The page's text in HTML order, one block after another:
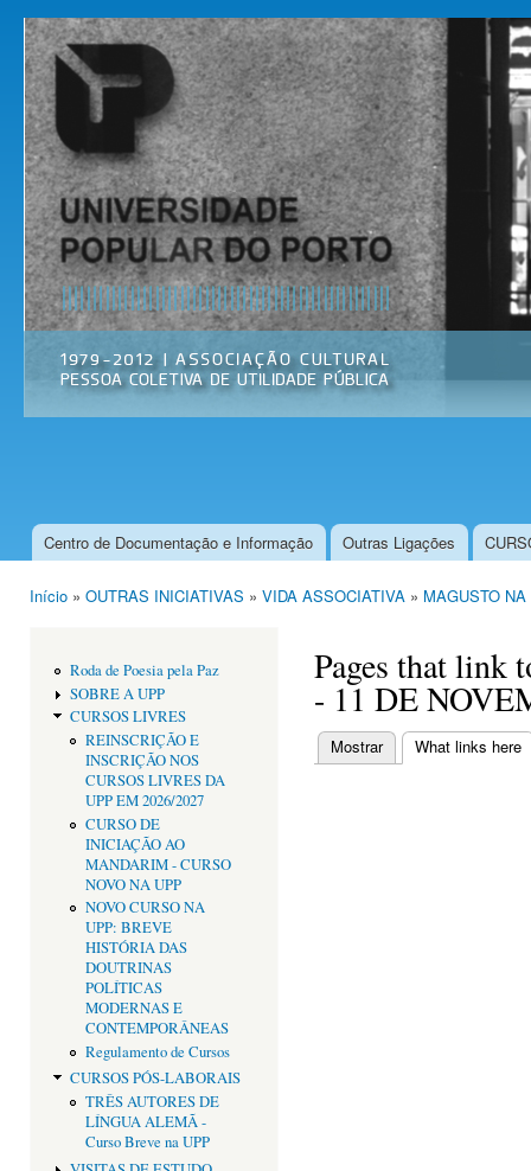
Universidade
Popular do
Porto
Associação
Cultural
Menu principal
Centro de Documentação e Informação Outras Ligações
Início » OUTRAS INICIATIVAS » VIDA ASSOCIATIVA » MAGUSTO
Roda de Poesia pela Paz
SOBRE A UPP
CURSOS LIVRES
REINSCRIÇÃO E
INSCRIÇÃO NOS
CURSOS LIVRES DA
UPP EM 2026/2027
CURSO DE
INICIAÇÃO AO
MANDARIM - CURSO
NOVO NA UPP
NOVO CURSO NA
UPP: BREVE
HISTÓRIA DAS
DOUTRINAS
POLÍTICAS
MODERNAS E
CONTEMPORÂNEAS
Regulamento de Cursos
CURSOS PÓS-LABORAIS
TRÊS AUTORES DE
LÍNGUA ALEMÃ -
Curso Breve na UPP
Pages that link
- 11 DE
Separadores
Mostrar What links here